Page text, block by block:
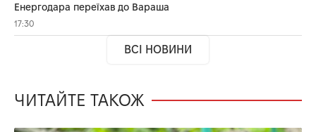
Енергодара переїхав до Вараша
17:30
ВСІ НОВИНИ
ЧИТАЙТЕ ТАКОЖ